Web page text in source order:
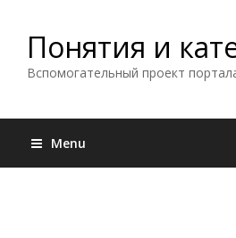
Понятия и
Вспомогательный проект
Menu